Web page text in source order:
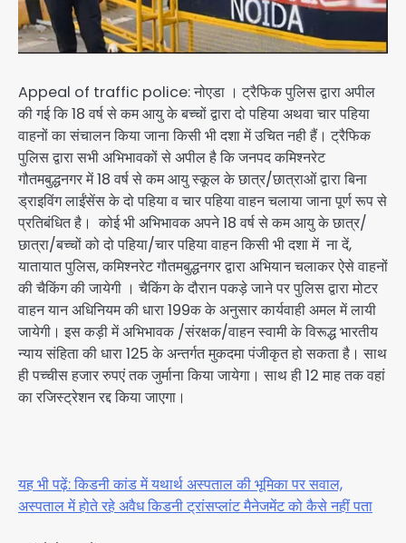
Appeal of traffic police: नोएडा । ट्रैफिक पुलिस द्वारा अपील
की गई कि 18 वर्ष से कम आयु के बच्चों द्वारा दो पहिया अथवा चार पहिया
वाहनों का संचालन किया जाना किसी भी दशा में उचित नही हैं। ट्रैफिक
पुलिस द्वारा सभी अभिभावकों से अपील है कि जनपद कमिश्नरेट
गौतमबुद्धनगर में 18 वर्ष से कम आयु स्कूल के छात्र/छात्राओं द्वारा बिना
ड्राइविंग लाईंसेंस के दो पहिया व चार पहिया वाहन चलाया जाना पूर्ण रूप से
प्रतिबंधित है। कोई भी अभिभावक अपने 18 वर्ष से कम आयु के छात्र/
छात्रा/बच्चों को दो पहिया/चार पहिया वाहन किसी भी दशा में ना दें,
यातायात पुलिस, कमिश्नरेट गौतमबुद्धनगर द्वारा अभियान चलाकर ऐसे वाहनों
की चैकिंग की जायेगी । चैकिंग के दौरान पकड़े जाने पर पुलिस द्वारा मोटर
वाहन यान अधिनियम की धारा 199क के अनुसार कार्यवाही अमल में लायी
जायेगी। इस कड़ी में अभिभावक /संरक्षक/वाहन स्वामी के विरूद्ध भारतीय
न्याय संहिता की धारा 125 के अन्तर्गत मुकदमा पंजीकृत हो सकता है। साथ
ही पच्चीस हजार रुपएं तक जुर्माना किया जायेगा। साथ ही 12 माह तक वहां
का रजिस्ट्रेशन रद्द किया जाएगा।
यह भी पढ़ें: किडनी कांड में यथार्थ अस्पताल की भूमिका पर सवाल,
अस्पताल में होते रहे अवैध किडनी ट्रांसप्लांट मैनेजमेंट को कैसे नहीं पता